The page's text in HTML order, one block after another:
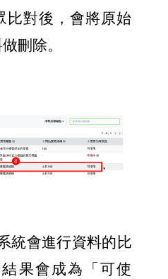
比對後，會將原始
刪除。
統會進行資料的比
果會成為「可使